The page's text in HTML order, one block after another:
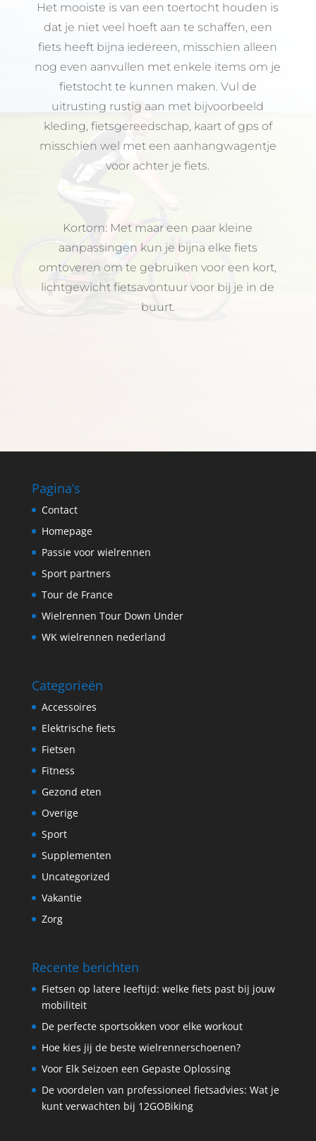
Het mooiste is van een toertocht houden is
dat je niet veel hoeft aan te schaffen, een
fiets heeft bijna iedereen, misschien alleen
nog even aanvullen met enkele items om je
fietstocht te kunnen maken. Vul de
uitrusting rustig aan met bijvoorbeeld
kleding, fietsgereedschap, kaart of gps of
misschien wel met een aanhangwagentje
voor achter je fiets.
Kortom: Met maar een paar kleine
aanpassingen kun je bijna elke fiets
omtoveren om te gebruiken voor een kort,
lichtgewicht fietsavontuur voor bij je in de
buurt.
Pagina’s
Contact
Homepage
Passie voor wielrennen
Sport partners
Tour de France
Wielrennen Tour Down Under
WK wielrennen nederland
Categorieën
Accessoires
Elektrische fiets
Fietsen
Fitness
Gezond eten
Overige
Sport
Supplementen
Uncategorized
Vakantie
Zorg
Recente berichten
Fietsen op latere leeftijd: welke fiets past bij jouw
mobiliteit
De perfecte sportsokken voor elke workout
Hoe kies jij de beste wielrennerschoenen?
Voor Elk Seizoen een Gepaste Oplossing
De voordelen van professioneel fietsadvies: Wat je
kunt verwachten bij 12GOBiking